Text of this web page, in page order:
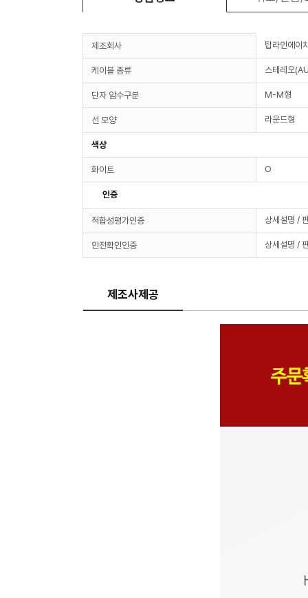
제조회사 탑라인에이
케이블 종류 스테레오
단자 암수구분 M-M형
선 모양 라운드형
색상
화이트 O
인증
적합성평가인증 상세설명 /
안전확인인증 상세설명 /
제조사제공